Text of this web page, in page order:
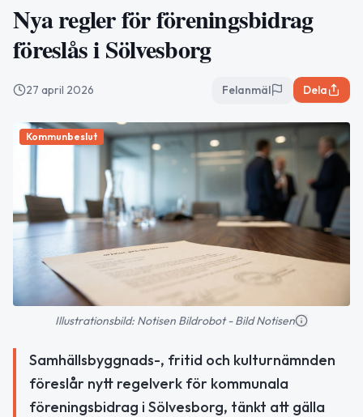
Nya regler för föreningsbidrag
föreslås i Sölvesborg
27 april 2026 Felanmäl Dela
Kommunbeslut
Illustrationsbild: Notisen Bildrobot - Bild Notisen
Samhällsbyggnads-, fritid och kulturnämnden
föreslår nytt regelverk för kommunala
föreningsbidrag i Sölvesborg, tänkt att gälla